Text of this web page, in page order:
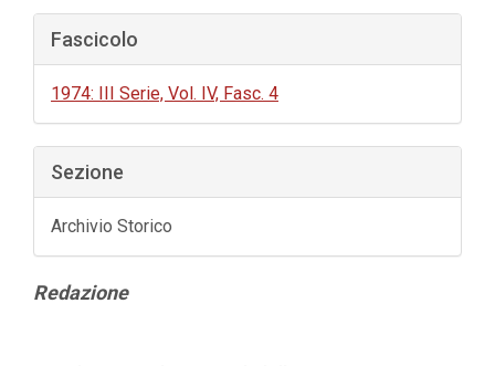
Fascicolo
1974: III Serie, Vol. IV, Fasc. 4
Sezione
Archivio Storico
Contenuto
Redazione